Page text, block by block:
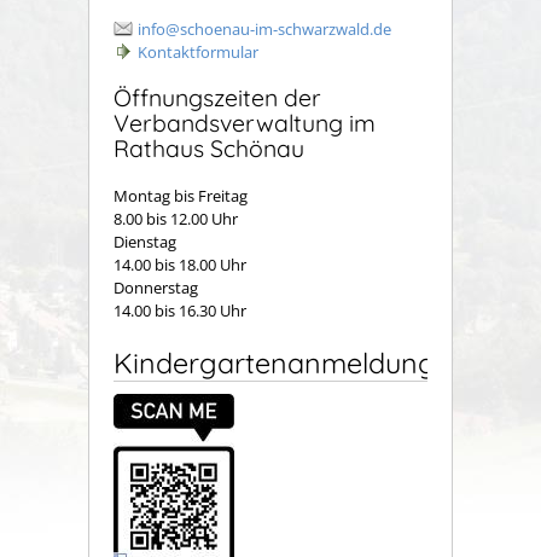
info@schoenau-im-schwarzwald.de
Kontaktformular
Öffnungszeiten der
Verbandsverwaltung im
Rathaus Schönau
Montag bis Freitag
8.00 bis 12.00 Uhr
Dienstag
14.00 bis 18.00 Uhr
Donnerstag
14.00 bis 16.30 Uhr
Kindergartenanmeldung